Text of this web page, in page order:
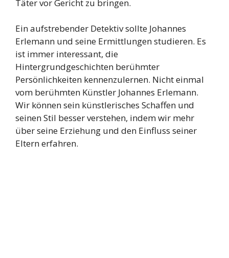
Täter vor Gericht zu bringen.
Ein aufstrebender Detektiv sollte Johannes
Erlemann und seine Ermittlungen studieren. Es
ist immer interessant, die
Hintergrundgeschichten berühmter
Persönlichkeiten kennenzulernen. Nicht einmal
vom berühmten Künstler Johannes Erlemann.
Wir können sein künstlerisches Schaffen und
seinen Stil besser verstehen, indem wir mehr
über seine Erziehung und den Einfluss seiner
Eltern erfahren.